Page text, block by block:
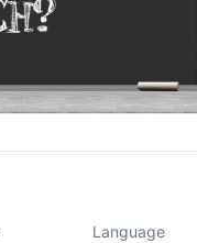
Language